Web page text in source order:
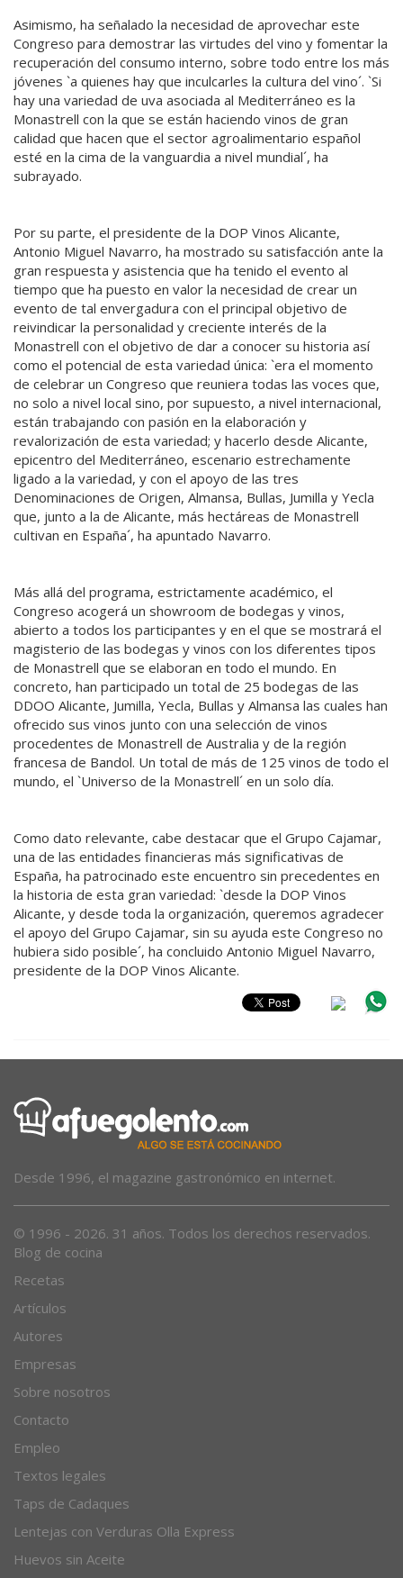
Asimismo, ha señalado la necesidad de aprovechar este
Congreso para demostrar las virtudes del vino y fomentar la
recuperación del consumo interno, sobre todo entre los más
jóvenes `a quienes hay que inculcarles la cultura del vino´. `Si
hay una variedad de uva asociada al Mediterráneo es la
Monastrell con la que se están haciendo vinos de gran
calidad que hacen que el sector agroalimentario español
esté en la cima de la vanguardia a nivel mundial´, ha
subrayado.
Por su parte, el presidente de la DOP Vinos Alicante,
Antonio Miguel Navarro, ha mostrado su satisfacción ante la
gran respuesta y asistencia que ha tenido el evento al
tiempo que ha puesto en valor la necesidad de crear un
evento de tal envergadura con el principal objetivo de
reivindicar la personalidad y creciente interés de la
Monastrell con el objetivo de dar a conocer su historia así
como el potencial de esta variedad única: `era el momento
de celebrar un Congreso que reuniera todas las voces que,
no solo a nivel local sino, por supuesto, a nivel internacional,
están trabajando con pasión en la elaboración y
revalorización de esta variedad; y hacerlo desde Alicante,
epicentro del Mediterráneo, escenario estrechamente
ligado a la variedad, y con el apoyo de las tres
Denominaciones de Origen, Almansa, Bullas, Jumilla y Yecla
que, junto a la de Alicante, más hectáreas de Monastrell
cultivan en España´, ha apuntado Navarro.
Más allá del programa, estrictamente académico, el
Congreso acogerá un showroom de bodegas y vinos,
abierto a todos los participantes y en el que se mostrará el
magisterio de las bodegas y vinos con los diferentes tipos
de Monastrell que se elaboran en todo el mundo. En
concreto, han participado un total de 25 bodegas de las
DDOO Alicante, Jumilla, Yecla, Bullas y Almansa las cuales han
ofrecido sus vinos junto con una selección de vinos
procedentes de Monastrell de Australia y de la región
francesa de Bandol. Un total de más de 125 vinos de todo el
mundo, el `Universo de la Monastrell´ en un solo día.
Como dato relevante, cabe destacar que el Grupo Cajamar,
una de las entidades financieras más significativas de
España, ha patrocinado este encuentro sin precedentes en
la historia de esta gran variedad: `desde la DOP Vinos
Alicante, y desde toda la organización, queremos agradecer
el apoyo del Grupo Cajamar, sin su ayuda este Congreso no
hubiera sido posible´, ha concluido Antonio Miguel Navarro,
presidente de la DOP Vinos Alicante.
Desde 1996, el magazine gastronómico en internet.
© 1996 - 2026. 31 años. Todos los derechos reservados.
Blog de cocina
Recetas
Artículos
Autores
Empresas
Sobre nosotros
Contacto
Empleo
Textos legales
Taps de Cadaques
Lentejas con Verduras Olla Express
Huevos sin Aceite